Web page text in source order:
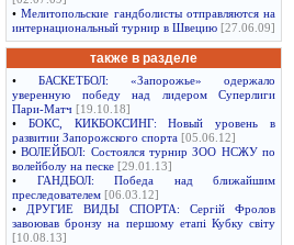
•Мелитопольские гандболисты отправляются на
интернациональный турнир в Швецию [27.06.09]
также в разделе
• БАСКЕТБОЛ: «Запорожье» одержало
уверенную победу над лидером Суперлиги
Пари-Матч [19.10.18]
• БОКС, КИКБОКСИНГ: Новый уровень в
развитии Запорожского спорта [05.06.12]
•ВОЛЕЙБОЛ: Состоялся турнир ЗОО НСЖУ по
волейболу на песке [29.01.13]
• ГАНДБОЛ: Победа над ближайшим
преследователем [06.03.12]
• ДРУГИЕ ВИДЫ СПОРТА: Сергій Фролов
завоював бронзу на першому етапі Кубку світу
[10.08.13]